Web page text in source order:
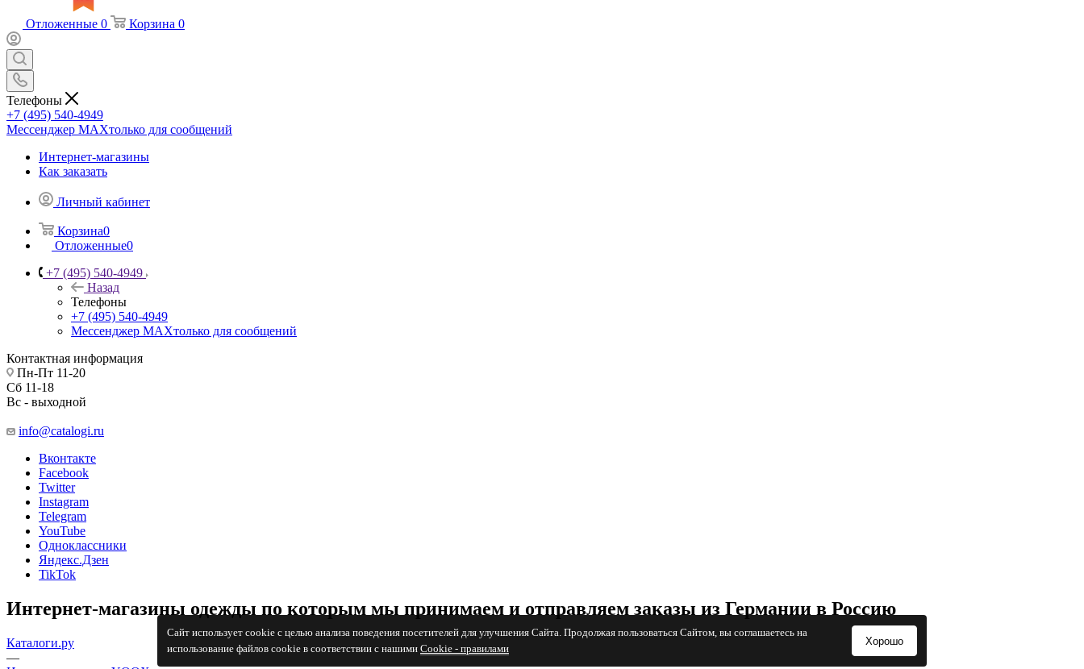
Сайт использует cookie с целью анализа поведения посетителей для улучшения Сайта. Продолжая пользоваться Сайтом, вы соглашаетесь на
использование файлов cookie в соответствии с нашими Cookiе - правилами
Хорошо
Отложенные 0 Корзина 0
Телефоны
+7 (495) 540-4949
Мессенджер МАХтолько для сообщений
Интернет-магазины
Как заказать
Личный кабинет
Корзина0
Отложенные0
+7 (495) 540-4949
Назад
Телефоны
+7 (495) 540-4949
Мессенджер МАХтолько для сообщений
Контактная информация
Пн-Пт 11-20
Сб 11-18
Вс - выходной
info@catalogi.ru
Вконтакте
Facebook
Twitter
Instagram
Telegram
YouTube
Одноклассники
Яндекс.Дзен
TikTok
Интернет-магазины одежды по которым мы принимаем и отправляем заказы из Германии в Россию
Каталоги.ру
—